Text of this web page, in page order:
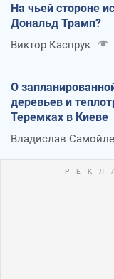
На чьей стороне
Дональд Трамп?
Виктор Каспрук
О
деревьев и
Теремках в Киеве
Владислав